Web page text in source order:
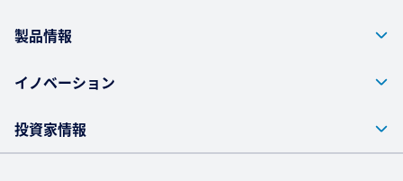
製品情報
イノベーション
投資家情報